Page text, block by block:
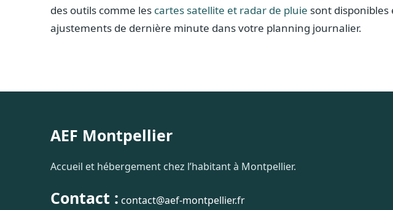
des outils comme les cartes satellite et radar de pluie sont
ajustements de dernière minute dans votre planning journalier.
AEF Montpellier
Accueil et hébergement chez l’habitant à Montpellier.
Contact : contact@aef-montpellier.fr